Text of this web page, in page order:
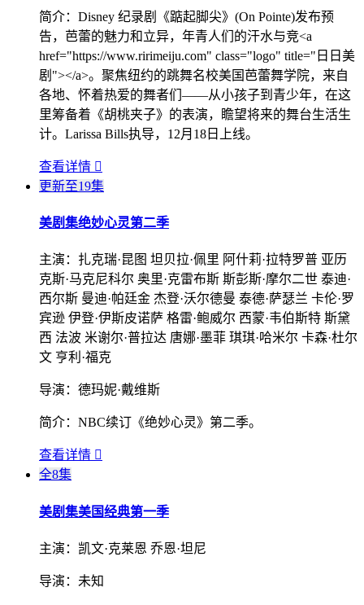
简介： Disney 纪录剧《踮起脚尖》(On Pointe)发布预
告，芭蕾的魅力和立异，年青人们的汗水与竞<a
href="https://www.ririmeiju.com" class="logo" title="日日美
剧"></a>。聚焦纽约的跳舞名校美国芭蕾舞学院，来自
各地、怀着热爱的舞者们——从小孩子到青少年，在这
里筹备着《胡桃夹子》的表演，瞻望将来的舞台生活生
计。Larissa Bills执导，12月18日上线。
查看详情 
更新至19集
美剧集绝妙心灵第二季
主演： 扎克瑞·昆图 坦贝拉·佩里 阿什莉·拉特罗普 亚历
克斯·马克尼科尔 奥里·克雷布斯 斯彭斯·摩尔二世 泰迪·
西尔斯 曼迪·帕廷金 杰登·沃尔德曼 泰德·萨瑟兰 卡伦·罗
宾逊 伊登·伊斯皮诺萨 格雷·鲍威尔 西蒙·韦伯斯特 斯黛
西 法波 米谢尔·普拉达 唐娜·墨菲 琪琪·哈米尔 卡森·杜尔
文 亨利·福克
导演： 德玛妮·戴维斯
简介： NBC续订《绝妙心灵》第二季。
查看详情 
全8集
美剧集美国经典第一季
主演： 凯文·克莱恩 乔恩·坦尼
导演： 未知